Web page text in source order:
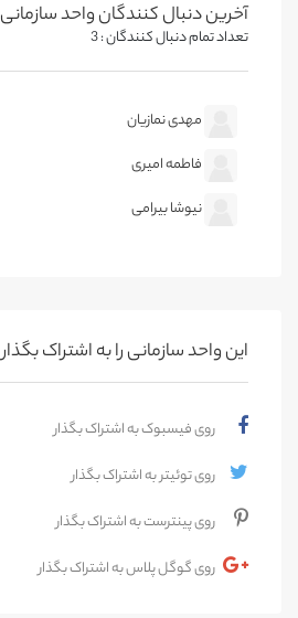
آخرین دنبال کنندگان واحد سازمانی
تعداد تمام دنبال کنندگان : 3
مهدی نمازیان
فاطمه امیری
نیوشا بیرامی
این واحد سازمانی را به اشتراک بگذار
روی فیسبوک به اشتراک بگذار
روی توئیتر به اشتراک بگذار
روی پینترست به اشتراک بگذار
روی گوگل پلاس به اشتراک بگذار